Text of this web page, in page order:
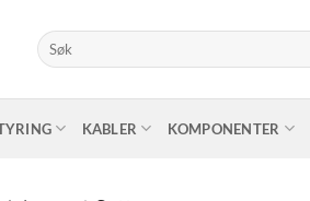
Søk
etter:
KABLER KOMPONENTER